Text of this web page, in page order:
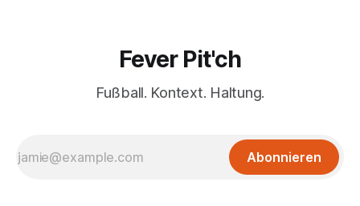
Fever Pit'ch
Fußball. Kontext. Haltung.
Abonnieren